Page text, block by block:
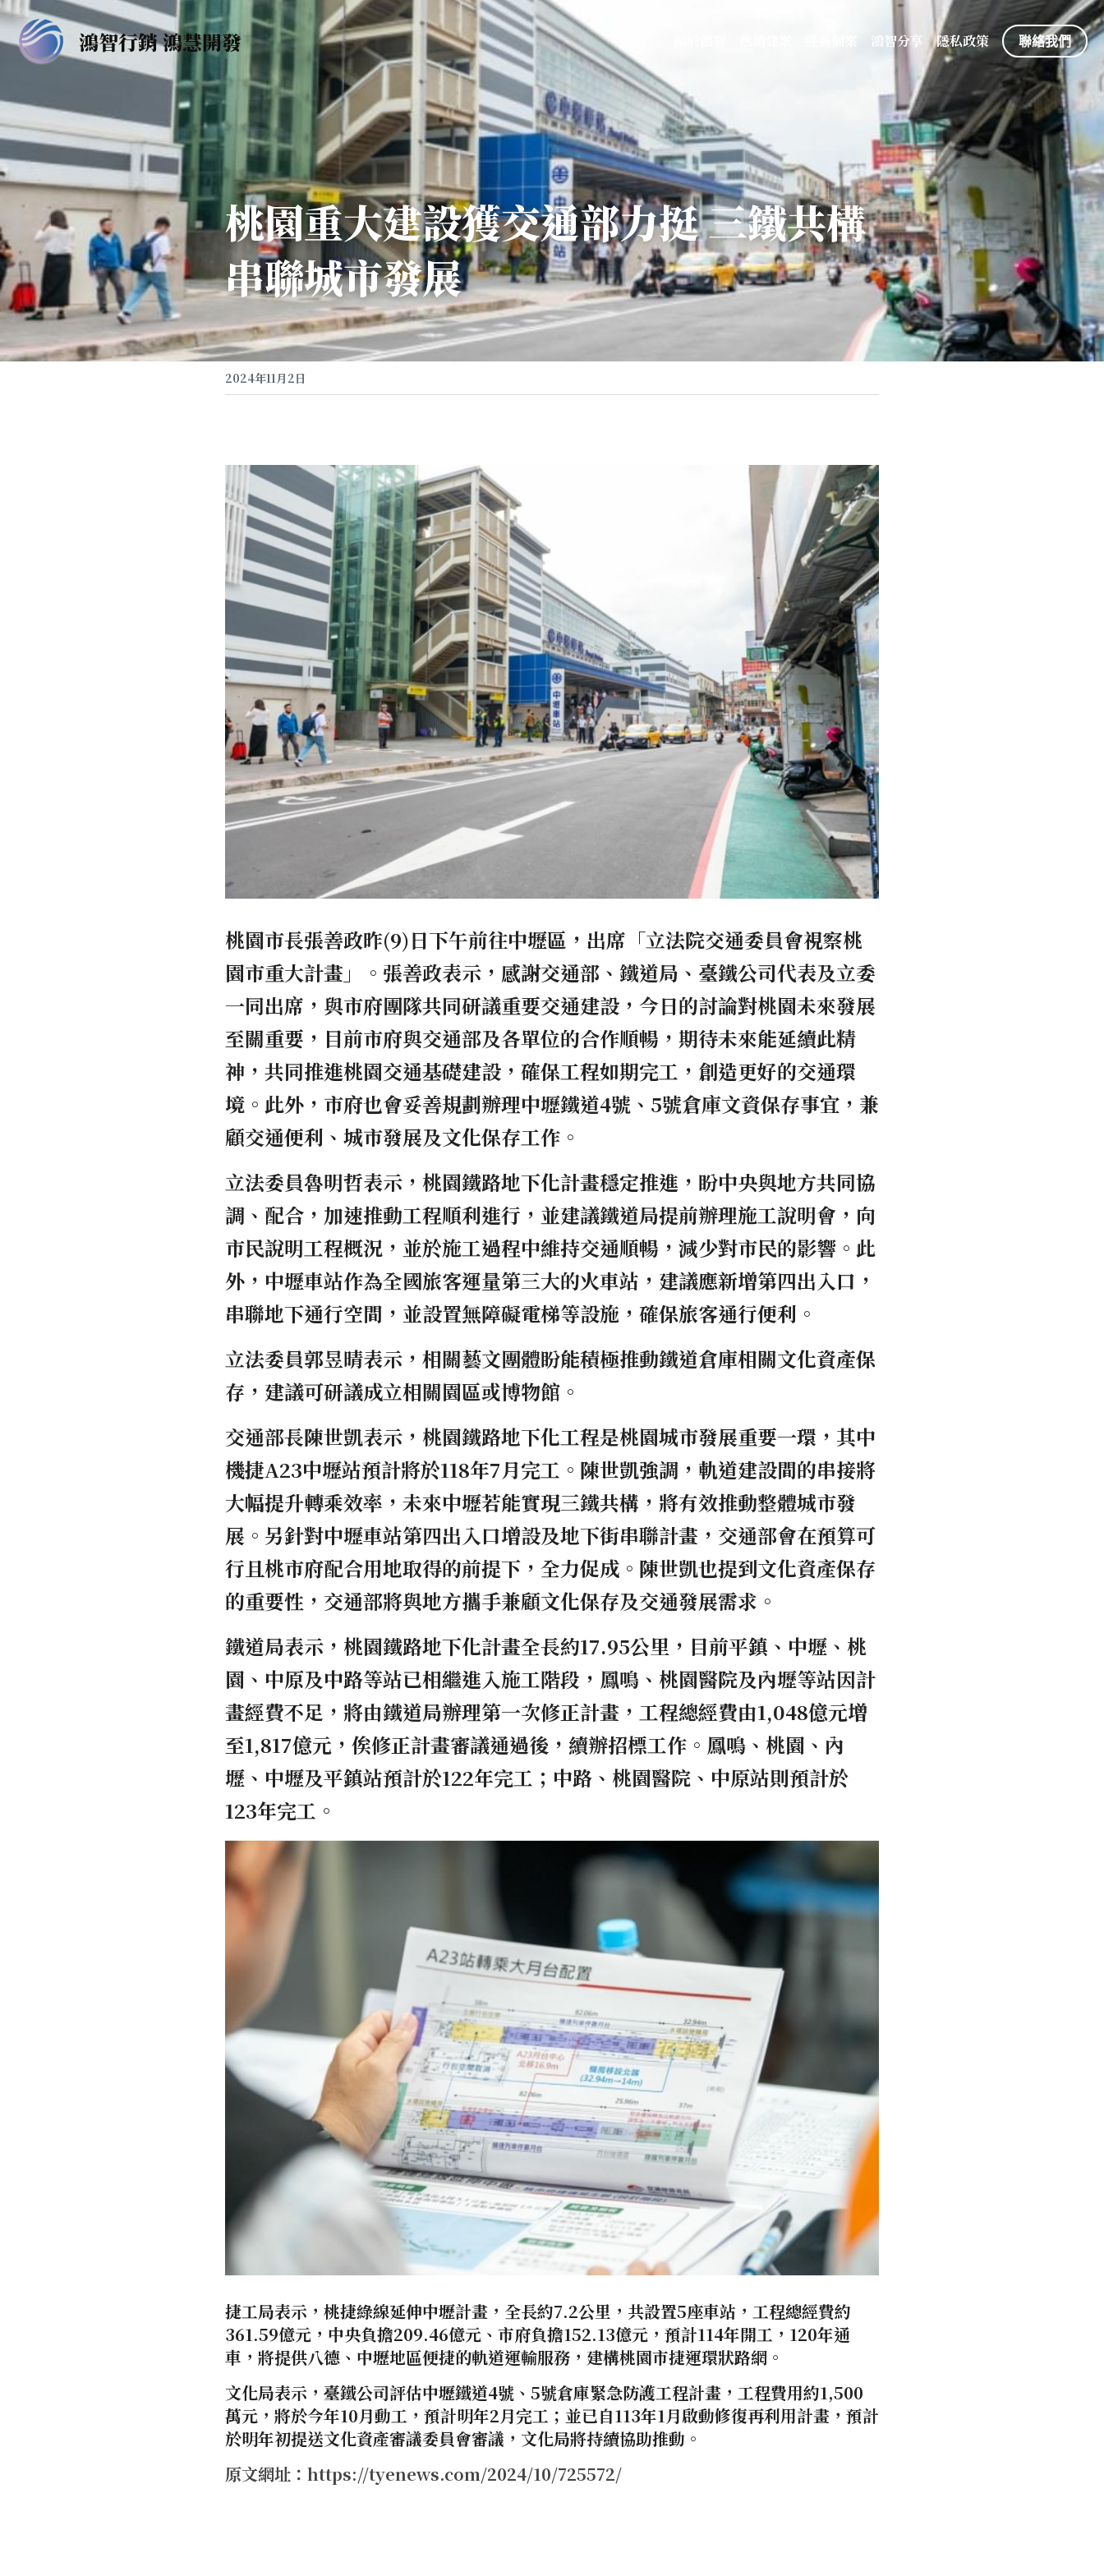
鴻智行銷 鴻慧開發 鴻智分享 隱私政策 聯絡我們
桃園重大建設獲交通部力挺 三鐵共構
串聯城市發展
2024年11月2日
桃園市長張善政昨(9)日下午前往中壢區，出席「立法院交通委員會視察桃
園市重大計畫」。張善政表示，感謝交通部、鐵道局、臺鐵公司代表及立委
一同出席，與市府團隊共同研議重要交通建設，今日的討論對桃園未來發展
至關重要，目前市府與交通部及各單位的合作順暢，期待未來能延續此精
神，共同推進桃園交通基礎建設，確保工程如期完工，創造更好的交通環
境。此外，市府也會妥善規劃辦理中壢鐵道4號、5號倉庫文資保存事宜，兼
顧交通便利、城市發展及文化保存工作。
立法委員魯明哲表示，桃園鐵路地下化計畫穩定推進，盼中央與地方共同協
調、配合，加速推動工程順利進行，並建議鐵道局提前辦理施工說明會，向
市民說明工程概況，並於施工過程中維持交通順暢，減少對市民的影響。此
外，中壢車站作為全國旅客運量第三大的火車站，建議應新增第四出入口，
串聯地下通行空間，並設置無障礙電梯等設施，確保旅客通行便利。
立法委員郭昱晴表示，相關藝文團體盼能積極推動鐵道倉庫相關文化資產保
存，建議可研議成立相關園區或博物館。
交通部長陳世凱表示，桃園鐵路地下化工程是桃園城市發展重要一環，其中
機捷A23中壢站預計將於118年7月完工。陳世凱強調，軌道建設間的串接將
大幅提升轉乘效率，未來中壢若能實現三鐵共構，將有效推動整體城市發
展。另針對中壢車站第四出入口增設及地下街串聯計畫，交通部會在預算可
行且桃市府配合用地取得的前提下，全力促成。陳世凱也提到文化資產保存
的重要性，交通部將與地方攜手兼顧文化保存及交通發展需求。
鐵道局表示，桃園鐵路地下化計畫全長約17.95公里，目前平鎮、中壢、桃
園、中原及中路等站已相繼進入施工階段，鳳鳴、桃園醫院及內壢等站因計
畫經費不足，將由鐵道局辦理第一次修正計畫，工程總經費由1,048億元增
至1,817億元，俟修正計畫審議通過後，續辦招標工作。鳳鳴、桃園、內
壢、中壢及平鎮站預計於122年完工；中路、桃園醫院、中原站則預計於
123年完工。
捷工局表示，桃捷綠線延伸中壢計畫，全長約7.2公里，共設置5座車站，工程總經費約
361.59億元，中央負擔209.46億元、市府負擔152.13億元，預計114年開工，120年通
車，將提供八德、中壢地區便捷的軌道運輸服務，建構桃園市捷運環狀路網。
文化局表示，臺鐵公司評估中壢鐵道4號、5號倉庫緊急防護工程計畫，工程費用約1,500
萬元，將於今年10月動工，預計明年2月完工；並已自113年1月啟動修復再利用計畫，預計
於明年初提送文化資產審議委員會審議，文化局將持續協助推動。
原文網址：https://tyenews.com/2024/10/725572/